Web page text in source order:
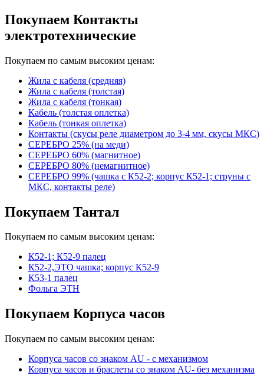
Покупаем Контакты
электротехнические
Покупаем по самым высоким ценам:
Жила с кабеля (средняя)
Жила с кабеля (толстая)
Жила с кабеля (тонкая)
Кабель (толстая оплетка)
Кабель (тонкая оплетка)
Контакты (скусы реле диаметром до 3-4 мм, скусы МКС)
СЕРЕБРО 25% (на меди)
СЕРЕБРО 60% (магнитное)
СЕРЕБРО 80% (немагнитное)
СЕРЕБРО 99% (чашка с К52-2; корпус К52-1; струны с
МКС, контакты реле)
Покупаем Тантал
Покупаем по самым высоким ценам:
К52-1; К52-9 палец
К52-2,ЭТО чашка; корпус К52-9
К53-1 палец
Фольга ЭТН
Покупаем Корпуса часов
Покупаем по самым высоким ценам:
Корпуса часов cо знаком AU - с механизмом
Корпуса часов и браслеты со знаком AU- без механизма